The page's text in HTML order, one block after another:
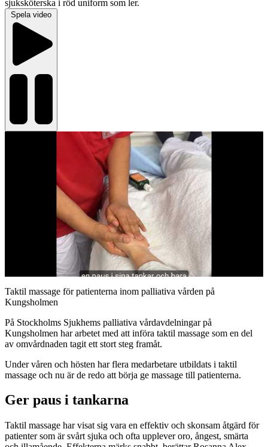
Spela video
Taktil massage för patienterna inom palliativa vården på
Kungsholmen
På Stockholms Sjukhems palliativa vårdavdelningar på
Kungsholmen har arbetet med att införa taktil massage som en del
av omvårdnaden tagit ett stort steg framåt.
Under våren och hösten har flera medarbetare utbildats i taktil
massage och nu är de redo att börja ge massage till patienterna.
Ger paus i tankarna
Taktil massage har visat sig vara en effektiv och skonsam åtgärd för
patienter som är svårt sjuka och ofta upplever oro, ångest, smärta